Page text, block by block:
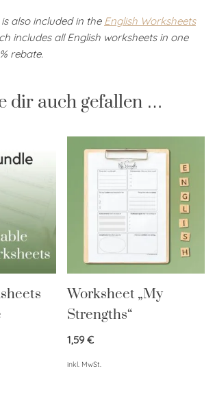
also included in the English Worksheets
includes all English worksheets in one
rebate.
dir auch gefallen …
Worksheet „My
Strengths“
1,59€
inkl. MwSt.